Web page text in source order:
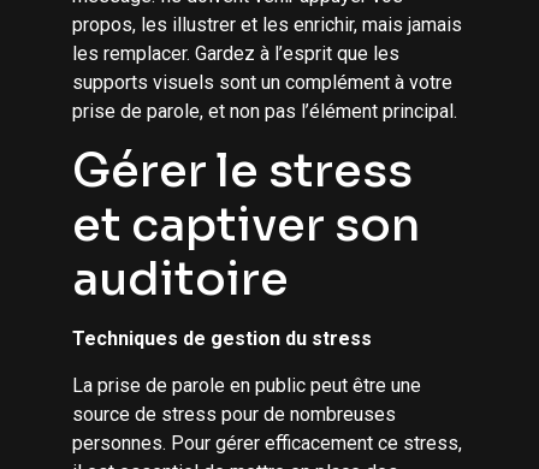
propos, les illustrer et les enrichir, mais jamais
les remplacer. Gardez à l’esprit que les
supports visuels sont un complément à votre
prise de parole, et non pas l’élément principal.
Gérer le stress
et captiver son
auditoire
Techniques de gestion du stress
La prise de parole en public peut être une
source de stress pour de nombreuses
personnes. Pour gérer efficacement ce stress,